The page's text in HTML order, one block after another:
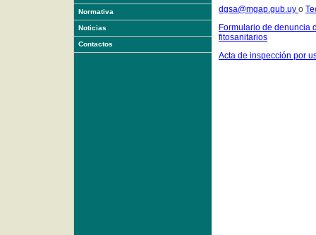
Normativa
Noticias
Contactos
dgsa@mgap.gub.uy o
Formulario de denuncia
fitosanitarios
Acta de inspección por